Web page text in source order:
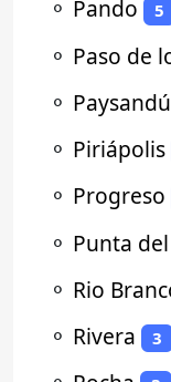
⚬ Pando 5
⚬ Paso de
⚬ Paysandú
⚬ Piriápolis
⚬ Progreso
⚬ Punta
⚬ Rio
⚬ Rivera 3